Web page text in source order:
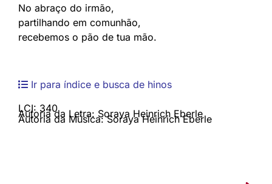
No abraço do irmão,
partilhando em comunhão,
recebemos o pão de tua mão.
Ir para índice e busca de hinos
LCI: 340
Autoria da Letra: Soraya Heinrich Eberle
Autoria da Música: Soraya Heinrich Eberle